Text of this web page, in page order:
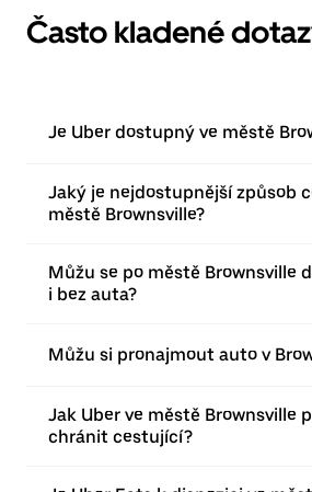
Často kladené
Je Uber dostupný ve městě
Jaký je nejdostupnější způsob
městě Brownsville?
Můžu se po městě Brownsville
i bez auta?
Můžu si pronajmout auto v
Jak Uber ve městě Brownsville
chránit cestující?